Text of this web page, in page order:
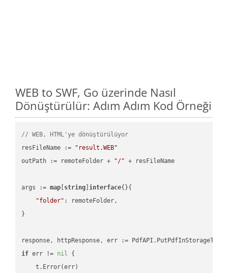
WEB to SWF, Go üzerinde Nasıl
Dönüştürülür: Adım Adım Kod Örneği
// WEB, HTML'ye dönüştürülüyor
resFileName :=
"result.WEB"
outPath := remoteFolder +
"/" + resFileName
args := map string ]interface{}{
"folder" : remoteFolder,
}
if err != nil {
    t.Error(err)